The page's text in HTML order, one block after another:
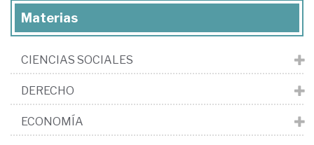
Materias
CIENCIAS SOCIALES
DERECHO
ECONOMÍA